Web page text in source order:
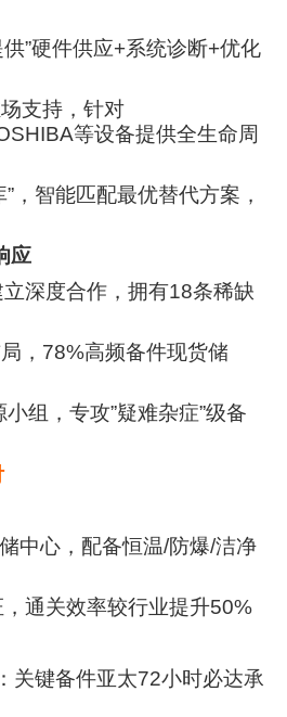
”硬件供应+系统诊断+优化
支持，针对
等设备提供全生命周
，智能匹配最优替代方案，
应
深度合作，拥有18条稀缺
，78%高频备件现货储
组，专攻”疑难杂症”级备
中心，配备恒温/防爆/洁净
通关效率较行业提升50%
关键备件亚太72小时必达承